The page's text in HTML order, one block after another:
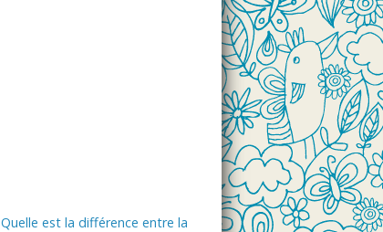
Quelle est la différence entre la